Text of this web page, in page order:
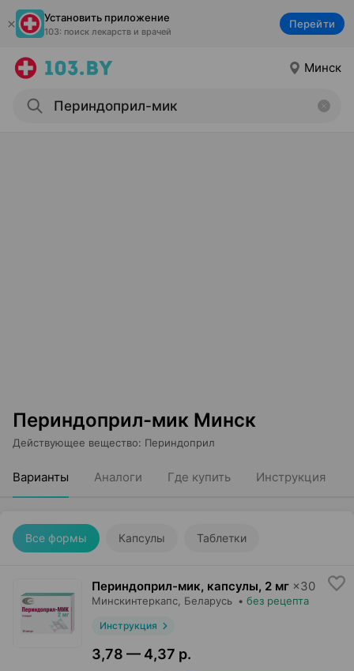
Установить приложение
103: поиск лекарств и врачей
Перейти
Минск
Периндоприл-мик Минск
Действующее вещество: Периндоприл
Варианты Аналоги Где купить Инструкция
Все формы Капсулы Таблетки
Периндоприл-мик, капсулы, 2 мг ×30
Минскинтеркапс , Беларусь • без рецепта
Инструкция
3,78 — 4,37 р.